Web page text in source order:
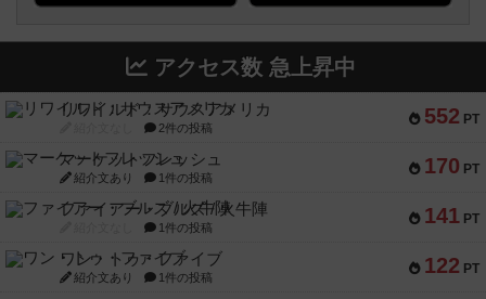
アクセス数 急上昇中
552 PT
リワイルド：サウスアメリカ
2件の投稿
170 PT
マーケットフレッシュ
紹介文あり 1件の投稿
141 PT
ファイアー・ブルズ / 火牛陣
1件の投稿
122 PT
ワン・トゥ・ファイブ
紹介文あり 1件の投稿